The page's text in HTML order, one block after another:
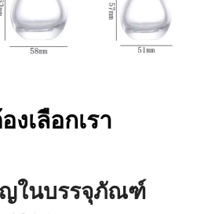
งเลือกเรา
ญในบรรจุภัณฑ์